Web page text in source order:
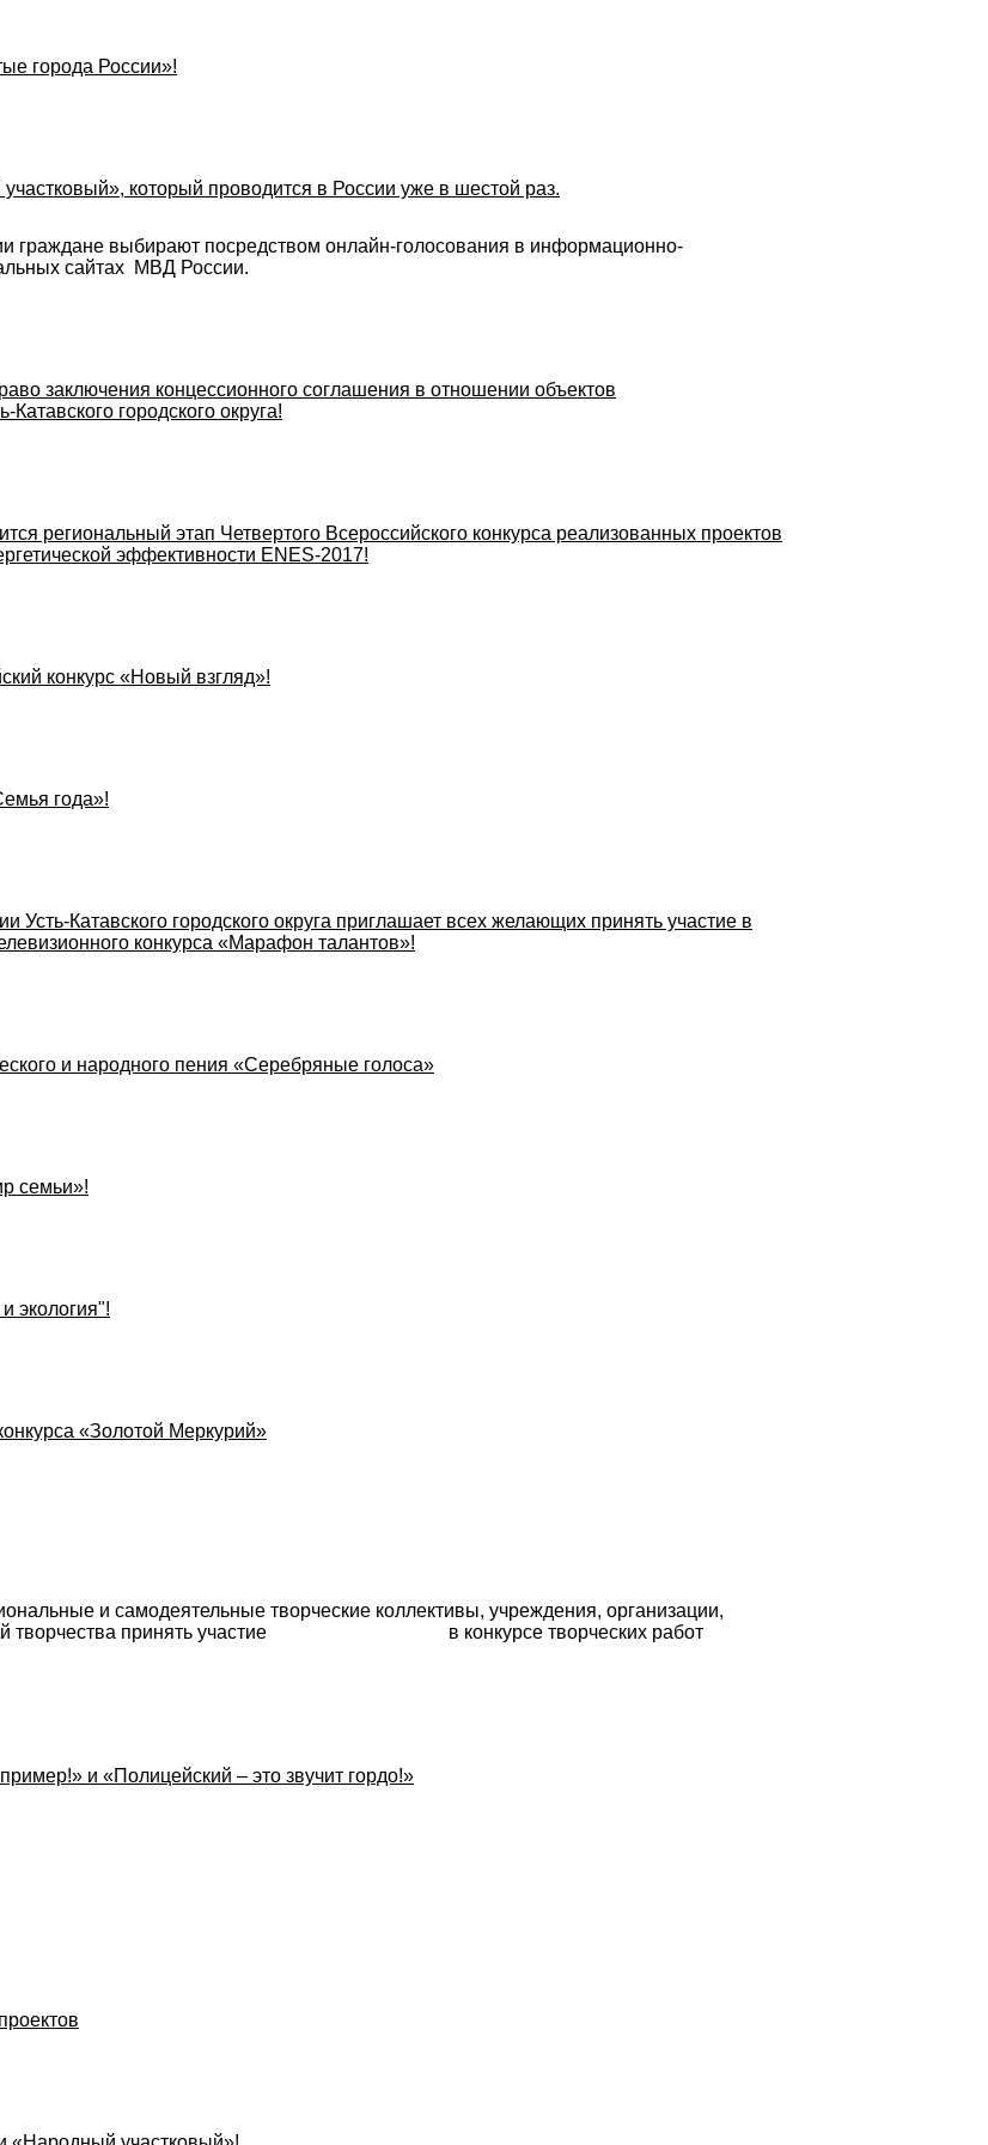
города России»!
который проводится в России уже в шестой раз.
граждане выбирают посредством онлайн-голосования в информационно-
сайтах МВД России.
заключения концессионного соглашения в отношении объектов
городского округа!
региональный этап Четвертого Всероссийского конкурса реализованных проектов
эффективности ENES-2017!
конкурс «Новый взгляд»!
года»!
Усть-Катавского городского округа приглашает всех желающих принять участие в
конкурса «Марафон талантов»!
и народного пения «Серебряные голоса»
семьи»!
экология"!
«Золотой Меркурий»
и самодеятельные творческие коллективы, учреждения, организации,
творчества принять участие в конкурсе творческих работ
и «Полицейский – это звучит гордо!»